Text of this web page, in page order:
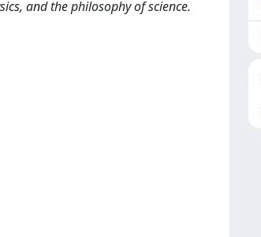
and the philosophy of science.